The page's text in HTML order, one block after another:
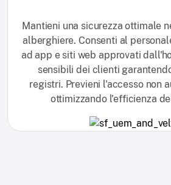
Mantieni una sicurezza ottimale
alberghiere. Consenti al
ad app e siti web approvati
sensibili dei clienti
registri. Previeni l'accesso non
ottimizzando l'efficienza